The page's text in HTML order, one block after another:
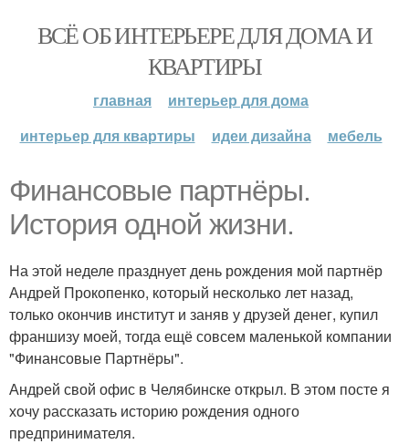
ВСЁ ОБ ИНТЕРЬЕРЕ ДЛЯ ДОМА И
КВАРТИРЫ
главная
интерьер для дома
интерьер для квартиры
идеи дизайна мебель
Финансовые партнёры.
История одной жизни.
На этой неделе празднует день рождения мой партнёр
Андрей Прокопенко, который несколько лет назад,
только окончив институт и заняв у друзей денег, купил
франшизу моей, тогда ещё совсем маленькой компании
"Финансовые Партнёры".
Андрей свой офис в Челябинске открыл. В этом посте я
хочу рассказать историю рождения одного
предпринимателя.